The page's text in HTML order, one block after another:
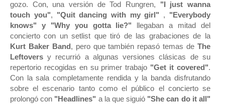
gozo. Con, una versión de Tod Rungren, "I just wanna
touch you", "Quit dancing with my girl" , "Everybody
knows" y "Why you gotta lie?"
llegaban a mitad del
concierto con un setlist que tiró de las grabaciones de la
Kurt Baker Band , pero que también repasó temas de The
Leftovers y recurrió a algunas versiones clásicas de su
repertorio recogidas en su primer trabajo "Get it covered".
Con la sala completamente rendida y la banda disfrutando
sobre el escenario tanto como el público el concierto se
prolongó con "Headlines" a la que siguió "She can do it all"